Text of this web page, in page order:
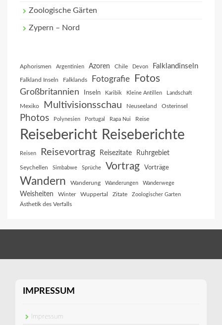
Zoologische Gärten
Zypern – Nord
Aphorismen Argentinien Azoren Chile Devon Falklandinseln
Falkland Inseln Falklands Fotografie Fotos
Großbritannien Inseln Karibik Kleine Antillen Landschaft
Mexiko Multivisionsschau Neuseeland Osterinsel
Photos Polynesien Portugal Rapa Nui Reise
Reisebericht Reiseberichte
Reisen Reisevortrag Reisezitate Ruhrgebiet
Seychellen Simbabwe Sprüche Vortrag Vorträge
Wandern Wanderung Wanderungen Wanderwege
Weisheiten Winter Wuppertal Zitate Zoologischer Garten
Ästhetik des Verfalls
IMPRESSUM
Impressum